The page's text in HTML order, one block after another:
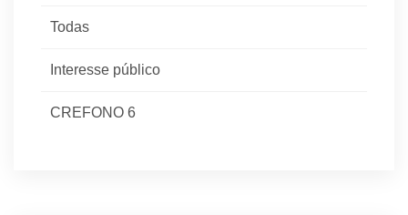
Todas
Interesse público
CREFONO 6